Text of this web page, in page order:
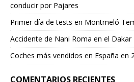
conducir por Pajares
Primer día de tests en Montmeló
Accidente de Nani Roma en el Dakar
Coches más vendidos en España en
COMENTARIOS RECIENTES